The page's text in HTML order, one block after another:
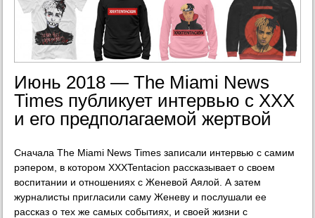
Июнь 2018 — The Miami News
Times публикует интервью с XXX
и его предполагаемой жертвой
Сначала The Miami News Times записали интервью с самим
рэпером, в котором XXXTentacion рассказывает о своем
воспитании и отношениях с Женевой Аялой. А затем
журналисты пригласили саму Женеву и послушали ее
рассказ о тех же самых событиях, и своей жизни с